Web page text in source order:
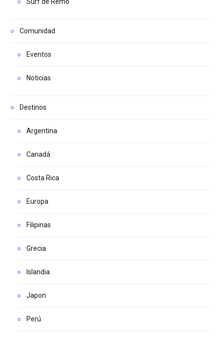
Comunidad
Eventos
Noticias
Destinos
Argentina
Canadá
Costa Rica
Europa
Filipinas
Grecia
Islandia
Japon
Perú